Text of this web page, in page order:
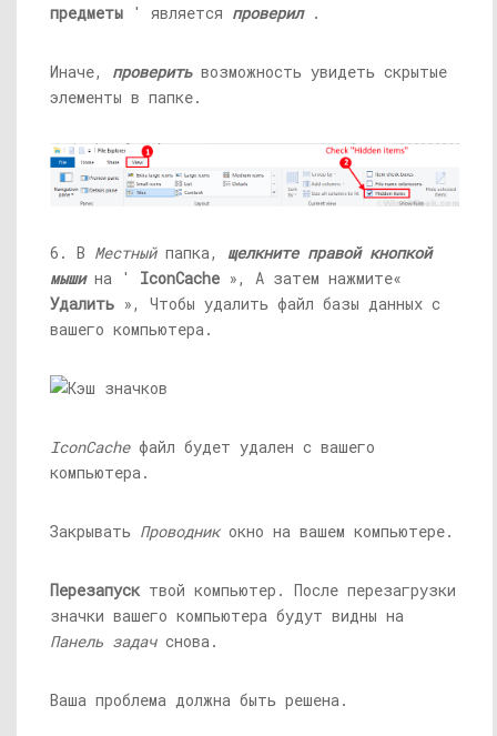
предметы ' является проверил .
Иначе, проверить возможность увидеть скрытые
элементы в папке.
6. В Местныйпапка, щелкните правой кнопкой
мыши на ' IconCache », А затем нажмите«
Удалить », Чтобы удалить файл базы данных с
вашего компьютера.
IconCacheфайл будет удален с вашего
компьютера.
Закрывать Проводникокно на вашем компьютере.
Перезапусктвой компьютер. После перезагрузки
значки вашего компьютера будут видны на
Панель задачснова.
Ваша проблема должна быть решена.